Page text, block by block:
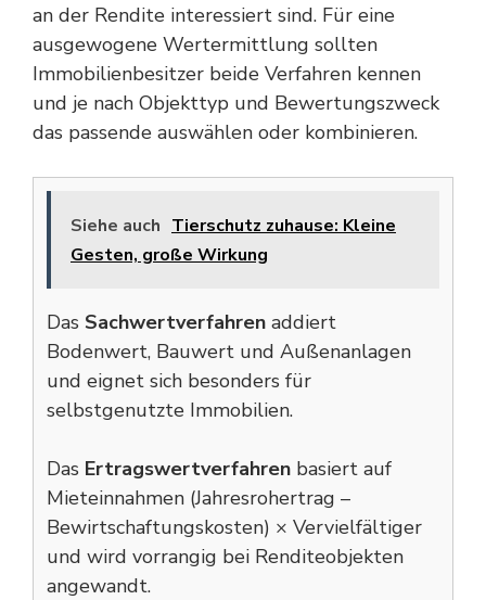
an der Rendite interessiert sind. Für eine
ausgewogene Wertermittlung sollten
Immobilienbesitzer beide Verfahren kennen
und je nach Objekttyp und Bewertungszweck
das passende auswählen oder kombinieren.
Siehe auch Tierschutz zuhause: Kleine
Gesten, große Wirkung
Das Sachwertverfahren addiert
Bodenwert, Bauwert und Außenanlagen
und eignet sich besonders für
selbstgenutzte Immobilien.
Das Ertragswertverfahren basiert auf
Mieteinnahmen (Jahresrohertrag –
Bewirtschaftungskosten) × Vervielfältiger
und wird vorrangig bei Renditeobjekten
angewandt.